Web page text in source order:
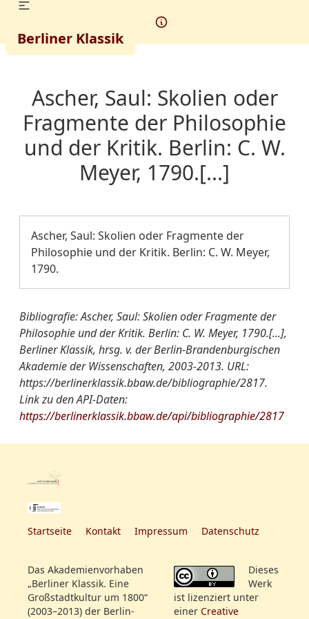
Berliner Klassik
Ascher, Saul: Skolien oder
Fragmente der Philosophie
und der Kritik. Berlin: C. W.
Meyer, 1790.[...]
Ascher, Saul: Skolien oder Fragmente der
Philosophie und der Kritik. Berlin: C. W. Meyer,
1790.
Bibliografie: Ascher, Saul: Skolien oder Fragmente der
Philosophie und der Kritik. Berlin: C. W. Meyer, 1790.[...],
Berliner Klassik, hrsg. v. der Berlin-Brandenburgischen
Akademie der Wissenschaften, 2003-2013. URL:
https://berlinerklassik.bbaw.de/bibliographie/2817.
Link zu den API-Daten:
https://berlinerklassik.bbaw.de/api/bibliographie/2817
Startseite Kontakt Impressum Datenschutz
Das Akademienvorhaben
„Berliner Klassik. Eine
Großstadtkultur um 1800“
(2003–2013) der Berlin-
Dieses
Werk
ist lizenziert unter
einer Creative